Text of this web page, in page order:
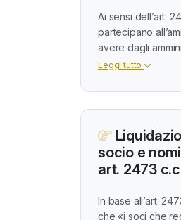
Ai sensi dell’art.
partecipano
avere dagli
Leggi tutto
socio e
art. 2473
In base all’art.
che «i soci che